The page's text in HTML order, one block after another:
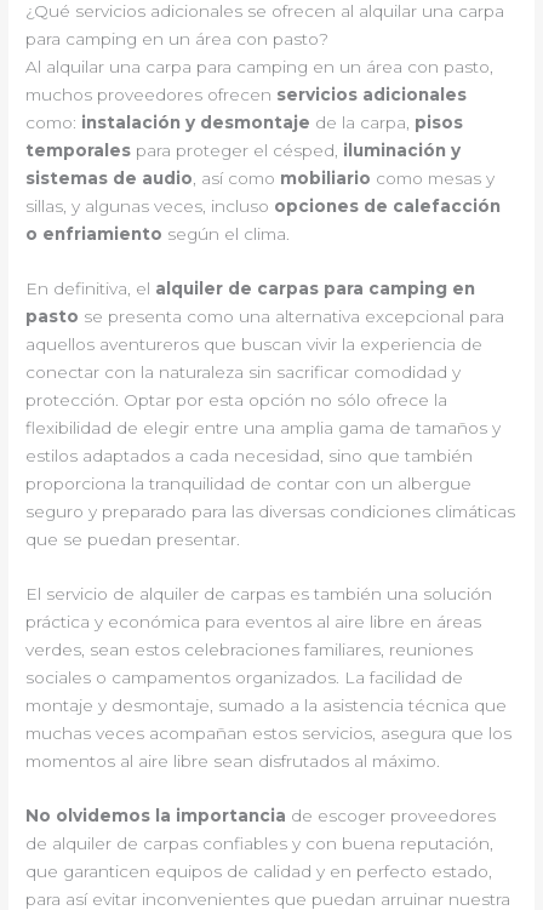
¿Qué servicios adicionales se ofrecen al alquilar una carpa
para camping en un área con pasto?
Al alquilar una carpa para camping en un área con pasto,
muchos proveedores ofrecen servicios adicionales
como: instalación y desmontaje de la carpa, pisos
temporales para proteger el césped, iluminación y
sistemas de audio , así como mobiliario como mesas y
sillas, y algunas veces, incluso opciones de calefacción
o enfriamiento según el clima.
En definitiva, el alquiler de carpas para camping en
pasto se presenta como una alternativa excepcional para
aquellos aventureros que buscan vivir la experiencia de
conectar con la naturaleza sin sacrificar comodidad y
protección. Optar por esta opción no sólo ofrece la
flexibilidad de elegir entre una amplia gama de tamaños y
estilos adaptados a cada necesidad, sino que también
proporciona la tranquilidad de contar con un albergue
seguro y preparado para las diversas condiciones climáticas
que se puedan presentar.
El servicio de alquiler de carpas es también una solución
práctica y económica para eventos al aire libre en áreas
verdes, sean estos celebraciones familiares, reuniones
sociales o campamentos organizados. La facilidad de
montaje y desmontaje, sumado a la asistencia técnica que
muchas veces acompañan estos servicios, asegura que los
momentos al aire libre sean disfrutados al máximo.
No olvidemos la importancia de escoger proveedores
de alquiler de carpas confiables y con buena reputación,
que garanticen equipos de calidad y en perfecto estado,
para así evitar inconvenientes que puedan arruinar nuestra